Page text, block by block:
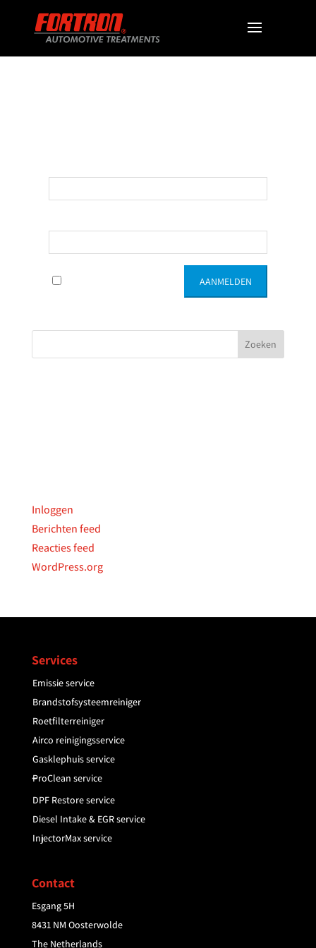
Inloggen
Berichten feed
Reacties feed
WordPress.org
Services
Emissie service
Brandstofsysteemreiniger
Roetfilterreiniger
Airco reinigingsservice
Gasklephuis service
ProClean service
–
DPF Restore service
Diesel Intake & EGR service
InjectorMax service
Contact
Esgang 5H
8431 NM Oosterwolde
The Netherlands